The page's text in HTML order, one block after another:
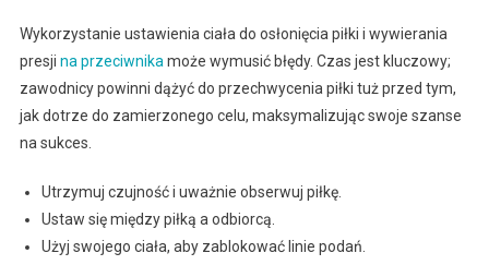
Wykorzystanie ustawienia ciała do osłonięcia piłki i wywierania
presji na przeciwnika może wymusić błędy. Czas jest kluczowy;
zawodnicy powinni dążyć do przechwycenia piłki tuż przed tym,
jak dotrze do zamierzonego celu, maksymalizując swoje szanse
na sukces.
Utrzymuj czujność i uważnie obserwuj piłkę.
Ustaw się między piłką a odbiorcą.
Użyj swojego ciała, aby zablokować linie podań.